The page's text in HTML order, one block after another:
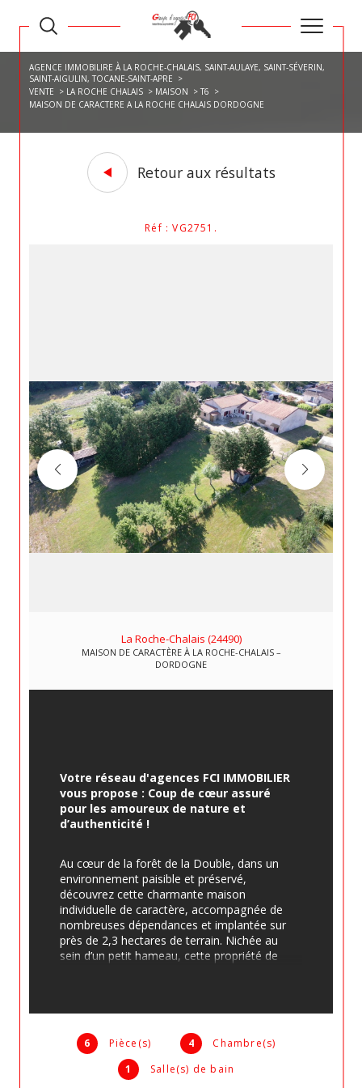
AGENCE IMMOBILIRE À LA ROCHE-CHALAIS, SAINT-AULAYE, SAINT-SÉVERIN,
SAINT-AIGULIN, TOCANE-SAINT-APRE
VENTE
LA ROCHE CHALAIS MAISON
T6
MAISON DE CARACTERE A LA ROCHE CHALAIS DORDOGNE
Retour aux résultats
Réf : VG2751.
La Roche-Chalais (24490)
MAISON DE CARACTÈRE À LA ROCHE-CHALAIS –
DORDOGNE
6 Pièce(s) 4
Chambre(s)
1
Salle(s) de bain
Votre réseau d'agences FCI IMMOBILIER
vous propose : Coup de cœur assuré
pour les amoureux de nature et
d’authenticité !
Au cœur de la forêt de la Double, dans un
environnement paisible et préservé,
découvrez cette charmante maison
individuelle de caractère, accompagnée de
nombreuses dépendances et implantée sur
près de 2,3 hectares de terrain. Nichée au
sein d’un petit hameau, cette propriété de
valorisation. La maison se compose d’une
vaste cuisine familiale propice aux moments
de convivialité, d’un séjour chaleureux
agrémenté d’une cheminée avec insert, de
quatre chambres, d’une salle d’eau, d’un